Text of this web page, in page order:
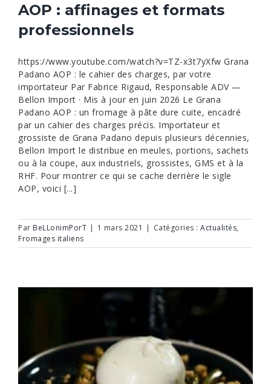
AOP : affinages et formats
professionnels
https://www.youtube.com/watch?v=TZ-x3t7yXfw Grana
Padano AOP : le cahier des charges, par votre
importateur Par Fabrice Rigaud, Responsable ADV —
Bellon Import · Mis à jour en juin 2026 Le Grana
Padano AOP : un fromage à pâte dure cuite, encadré
par un cahier des charges précis. Importateur et
grossiste de Grana Padano depuis plusieurs décennies,
Bellon Import le distribue en meules, portions, sachets
ou à la coupe, aux industriels, grossistes, GMS et à la
RHF. Pour montrer ce qui se cache derrière le sigle
AOP, voici [...]
Par BeLLonimPorT | 1 mars 2021 | Catégories : Actualités,
Fromages italiens